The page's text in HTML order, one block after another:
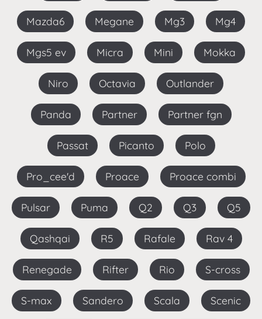
Mazda6 Megane Mg3 Mg4
Mgs5 ev Micra Mini Mokka
Niro Octavia Outlander
Panda Partner Partner fgn
Passat Picanto Polo
Pro_cee'd Proace Proace combi
Pulsar Puma Q2 Q3 Q5
Qashqai R5 Rafale Rav 4
Renegade Rifter Rio S-cross
S-max Sandero Scala Scenic